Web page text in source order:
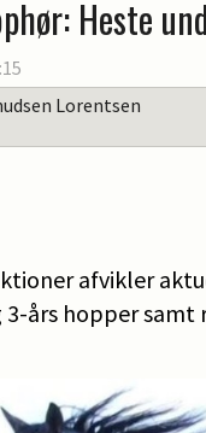
Heste
Lorentsen
afvikler
3-års hopper samt